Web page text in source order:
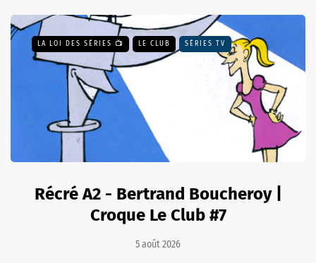
LA LOI DES SÉRIES 📺 LE CLUB SÉRIES TV
Récré A2 - Bertrand Boucheroy |
Croque Le Club #7
5 août 2026